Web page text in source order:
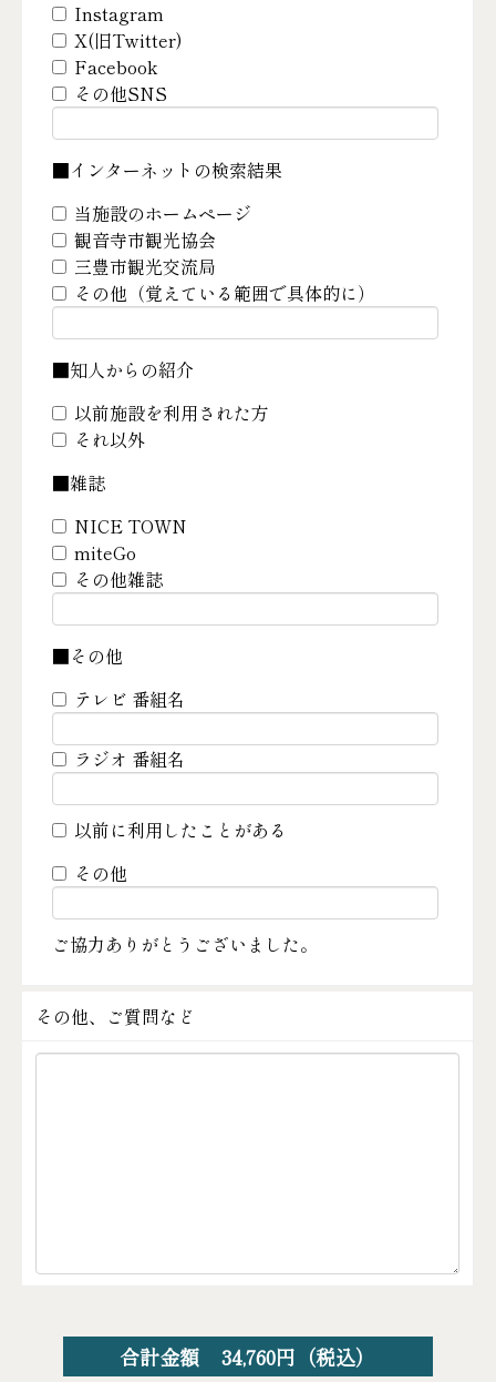
Instagram
X(旧Twitter)
Facebook
その他SNS
■インターネットの検索結果
当施設のホームページ
観音寺市観光協会
三豊市観光交流局
その他（覚えている範囲で具体的に）
■知人からの紹介
以前施設を利用された方
それ以外
■雑誌
NICE TOWN
miteGo
その他雑誌
■その他
テレビ 番組名
ラジオ 番組名
以前に利用したことがある
その他
ご協力ありがとうございました。
その他、ご質問など
合計金額 34,760円（税込）